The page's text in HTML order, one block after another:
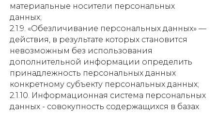
материальные носители персональных
данных;
2.1.9. «Обезличивание персональных данных» —
действия, в результате которых становится
невозможным без использования
дополнительной информации определить
принадлежность персональных данных
конкретному субъекту персональных данных;
2.1.10. Информационная система персональных
данных - совокупность содержащихся в базах